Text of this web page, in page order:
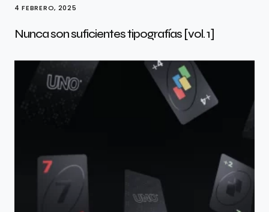
4 FEBRERO, 2025
Nunca son suficientes tipografías [vol. 1]